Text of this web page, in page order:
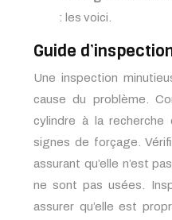
: les voici.
Guide
Une inspection
cause du problème.
cylindre à la
signes de forçage.
assurant qu’elle n’est
ne sont pas usées.
assurer qu’elle est